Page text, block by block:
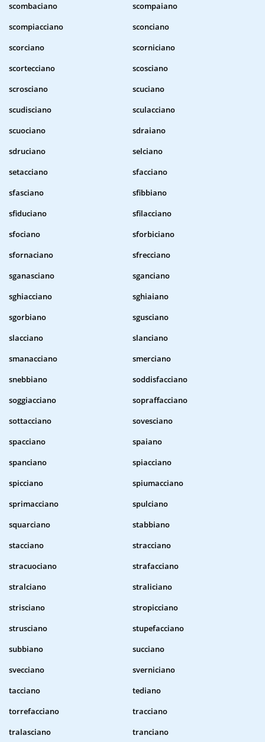
scombaciano
scompaiano
scompiacciano
sconciano
scorciano
scorniciano
scortecciano
scosciano
scrosciano
scuciano
scudisciano
sculacciano
scuociano
sdraiano
sdruciano
selciano
setacciano
sfacciano
sfasciano
sfibbiano
sfiduciano
sfilacciano
sfociano
sforbiciano
sfornaciano
sfrecciano
sganasciano
sganciano
sghiacciano
sghiaiano
sgorbiano
sgusciano
slacciano
slanciano
smanacciano
smerciano
snebbiano
soddisfacciano
soggiacciano
sopraffacciano
sottacciano
sovesciano
spacciano
spaiano
spanciano
spiacciano
spicciano
spiumacciano
sprimacciano
spulciano
squarciano
stabbiano
stacciano
stracciano
stracuociano
strafacciano
stralciano
straliciano
strisciano
stropicciano
strusciano
stupefacciano
subbiano
succiano
svecciano
sverniciano
tacciano
tediano
torrefacciano
tracciano
tralasciano
tranciano